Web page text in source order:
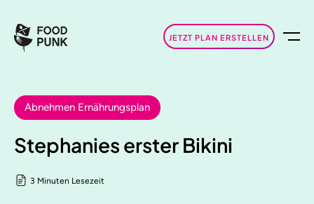
JETZT PLAN ERSTELLEN
Abnehmen Ernährungsplan
Stephanies erster Bikini
3 Minuten Lesezeit